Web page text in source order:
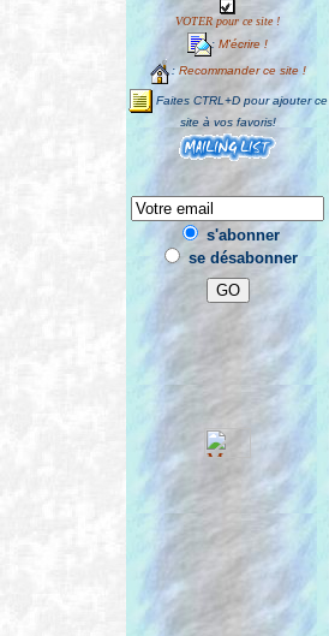
VOTER pour ce site !
: M'écrire !
:Recommander ce site !
Faites CTRL+D pour ajouter ce
site à vos favoris!
s'abonner
se désabonner